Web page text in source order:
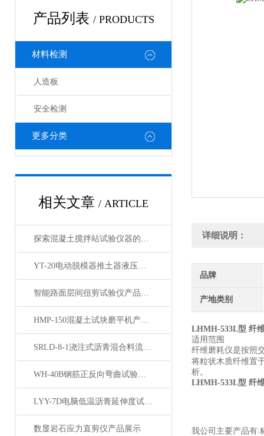
产品列表 / PRODUCTS
材料检测
人造板
安全检测
更多分类
相关文章 / ARTICLE
探索混凝土搅拌站试验仪器的种类与功能
YT-20电动脱模器推土器液压脱模机产品简介
智能路面层间扭剪试验仪产品展示
HMP-150混凝土试块磨平机产品展示
SRLD-8-1浇注式沥青混合料流动度仪产品展示
WH-40B钢筋正反向弯曲试验机产品展示
LYY-7D电脑低温沥青延伸度试验仪（大屏）产品展示
数显岩石应力直剪仪产品展示
详细说明：
品牌
产地类别
LHMH-533L型 纤
适用范围
纤维磨耗仪是按照
将粒状木质纤维置
析。
LHMH-533L型 纤
我公司主要产品有: